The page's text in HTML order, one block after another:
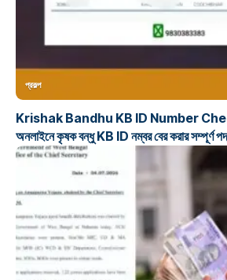
প্রকল্প
Krishak Bandhu KB ID Number
অনলাইনে কৃষক বন্ধু KB ID নম্বর বের করার সম্পূর্ণ